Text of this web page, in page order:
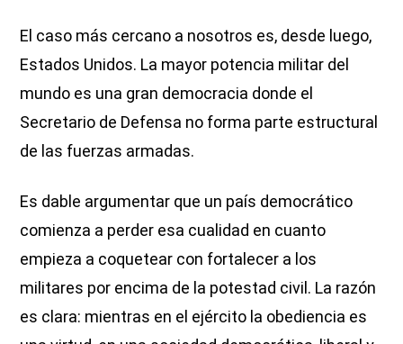
El caso más cercano a nosotros es, desde luego,
Estados Unidos. La mayor potencia militar del
mundo es una gran democracia donde el
Secretario de Defensa no forma parte estructural
de las fuerzas armadas.
Es dable argumentar que un país democrático
comienza a perder esa cualidad en cuanto
empieza a coquetear con fortalecer a los
militares por encima de la potestad civil. La razón
es clara: mientras en el ejército la obediencia es